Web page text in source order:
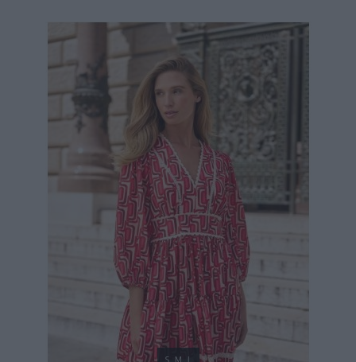
119,95 €
S M L